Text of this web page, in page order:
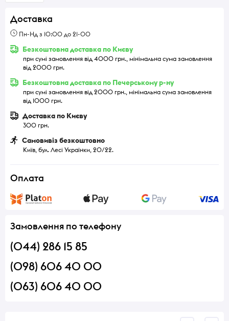
Доставка
Пн-Нд з 10:00 до 21-00
Безкоштовна доставка по Києву
при сумі замовлення від 4000 грн., мінімальна сума замовлення
від 2000 грн.
Безкоштовна доставка по Печерському р-ну
при сумі замовлення від 2000 грн., мінімальна сума замовлення
від 1000 грн.
Доставка по Києву
300 грн.
Самовивіз безкоштовно
Київ, бул. Лесі Українки, 20/22.
Оплата
Замовлення по телефону
(044) 286 15 85
(098) 606 40 00
(063) 606 40 00